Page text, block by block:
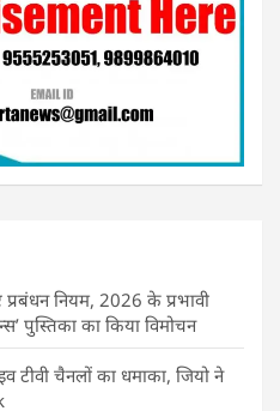
नियम, 2026 के प्रभावी
पुस्तिका का किया विमोचन
चैनलों का धमाका, जियो ने